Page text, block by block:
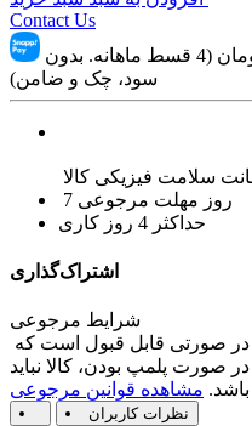
Contact Us
تومان (4 قسط ماهانه. بدون
سود، چک و ضامن)
سلامت فیزیکی کالا
7 روز مهلت مرجوعی
حداکثر 4 روز کاری
اشتراک‌گذاری
شرایط مرجوعی
صورت پلمپ بودن، کالا نباید
مشاهده قوانین مرجوعی
نظرات کاربران